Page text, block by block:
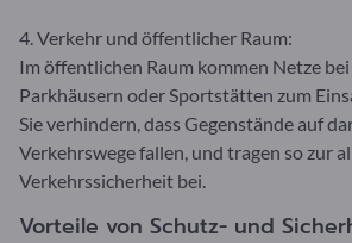
4. Verkehr und öffentlicher Raum:
Im öffentlichen Raum kommen Netze bei
Parkhäusern oder Sportstätten zum
Sie verhindern, dass Gegenstände auf
Verkehrswege fallen, und tragen so zur
Verkehrssicherheit bei.
Vorteile von Schutz- und